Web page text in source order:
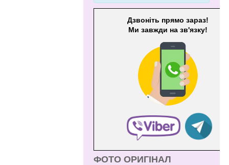
Дзвоніть прямо зараз!
Ми завжди на зв'язку!
ФОТО ОРИГІНАЛ